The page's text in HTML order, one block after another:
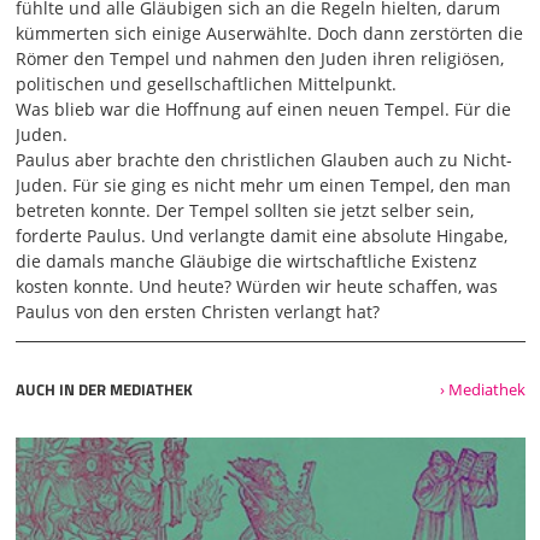
bisschen weniger. Wir gucken amerikanische Filme, wir
hören amerikanische Musik, also diese amerikanische
Kultur hat sich ein bisschen auch zu uns vorgedrungen,
ohne dass wir das vielleicht aktiv so wollten.
02:03
Aber so funktioniert das nun mal mit Kultur. Paulus
schreibt in seinen Briefen an Gemeinden, die vorrangig
nicht-jüdische Mitglieder hatten. Das heißt aber nicht,
dass die völlig uninformiert waren von dem, was jüdische
Kultur, was jüdische Schriften ausmacht. Wir wissen aus
der Apostelgeschichte, dass Paulus erst einmal in die
Synagogen gegangen ist zum Predigen. Und dort waren die
Wahrscheinlich wissen Sie alle, wer das ist, aber ich sage
für den jüdischen Glauben interessiert haben, eine ganze
Zeit lang in der Gemeinde mitgemacht haben und sich
dann schließlich
fühlte und alle Gläubigen sich an die Regeln hielten, darum
kümmerten sich einige Auserwählte. Doch dann zerstörten die
Römer den Tempel und nahmen den Juden ihren religiösen,
politischen und gesellschaftlichen Mittelpunkt.
Was blieb war die Hoffnung auf einen neuen Tempel. Für die
Juden.
Paulus aber brachte den christlichen Glauben auch zu Nicht-
Juden. Für sie ging es nicht mehr um einen Tempel, den man
betreten konnte. Der Tempel sollten sie jetzt selber sein,
forderte Paulus. Und verlangte damit eine absolute Hingabe,
die damals manche Gläubige die wirtschaftliche Existenz
kosten konnte. Und heute? Würden wir heute schaffen, was
Paulus von den ersten Christen verlangt hat?
AUCH IN DER MEDIATHEK › Mediathek